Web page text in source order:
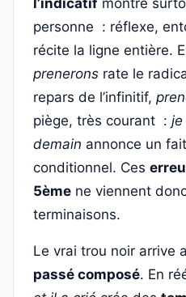
l’indicatif montre
personne : réflexe,
récite la ligne entière.
prenerons rate le
repars de l’infinitif,
piège, très courant : je
demain annonce un
conditionnel. Ces
5ème ne viennent
terminaisons.
Le vrai trou noir arrive
passé composé. En